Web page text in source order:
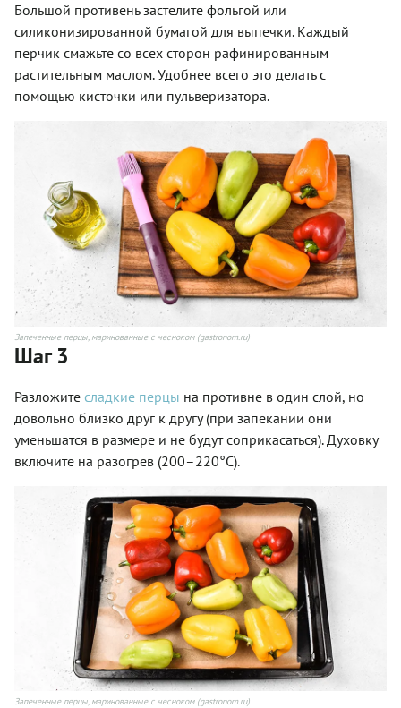
Большой противень застелите фольгой или
силиконизированной бумагой для выпечки. Каждый
перчик смажьте со всех сторон рафинированным
растительным маслом. Удобнее всего это делать с
помощью кисточки или пульверизатора.
Запеченные перцы, маринованные с чесноком (gastronom.ru)
Шаг 3
Разложите сладкие перцы на противне в один слой, но
довольно близко друг к другу (при запекании они
уменьшатся в размере и не будут соприкасаться). Духовку
включите на разогрев (200–220°С).
Запеченные перцы, маринованные с чесноком (gastronom.ru)